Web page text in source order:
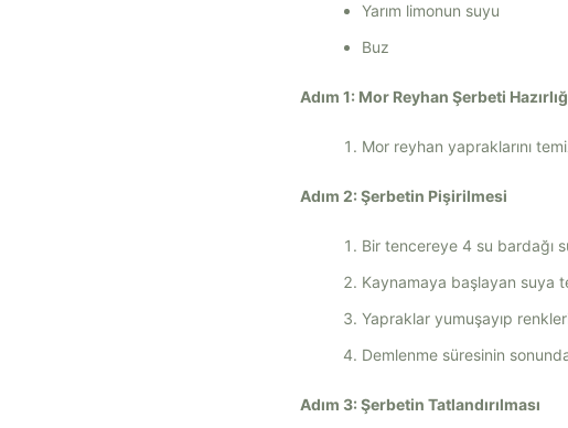
Yarım limonun suyu
Buz
Adım 1: Mor Reyhan Şerbeti
Mor reyhan yapraklarını
Adım 2: Şerbetin Pişirilmesi
Bir tencereye 4 su bardağı
Kaynamaya başlayan suya
Yapraklar yumuşayıp
Demlenme süresinin
Adım 3: Şerbetin Tatlandırılması